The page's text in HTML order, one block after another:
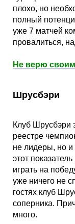
плохо, но
полный
уже 7 матчей
провалиться,
Не верю
Шрусбэри
Клуб Шрусбэри
реестре
не лидеры, но
этот
играть на
уже ничего не
гостях клуб
соперника.
много.